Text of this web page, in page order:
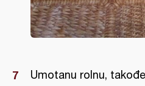
Umotanu rolnu,